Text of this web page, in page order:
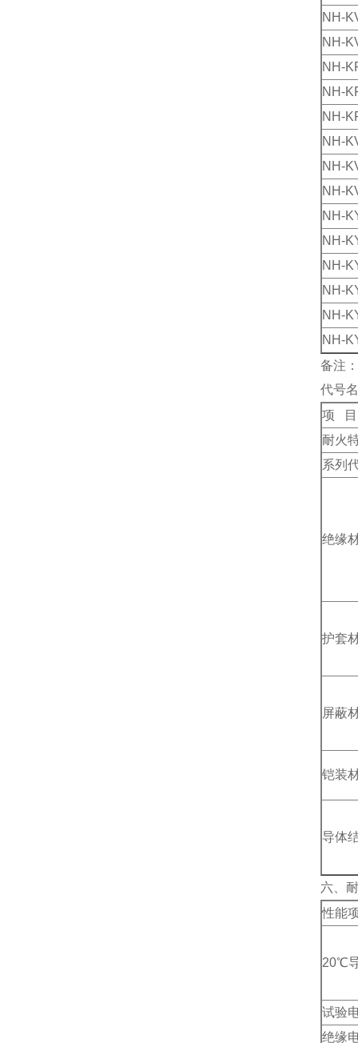
NH-
NH-
NH-
NH-
NH-
NH-
NH-
NH-
NH-
NH-
NH-
NH-
NH-
NH-
备注
代号
项 目
耐火
系列
绝缘
护套
屏蔽
铠装
导体
六、
性能
20℃
试验
绝缘